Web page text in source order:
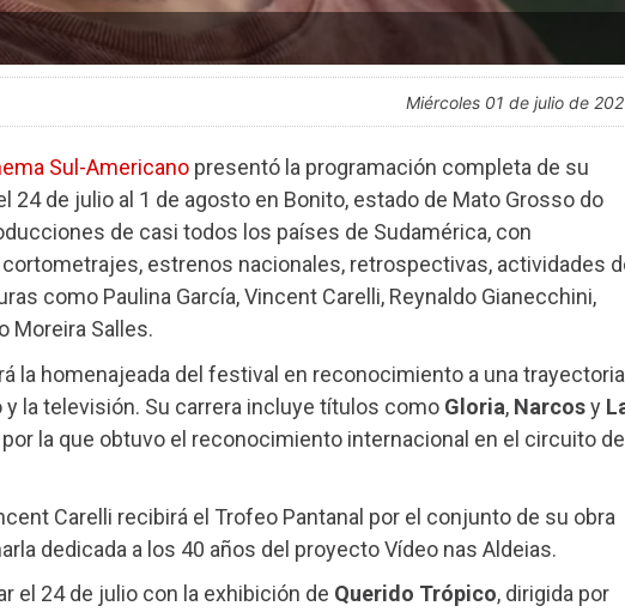
miércoles 01 de julio de
Sul-Americanopresentó la programación completa de su
24 de julio al 1 de agosto en Bonito, estado de Mato Grosso do
de casi todos los países de Sudamérica, con
estrenos nacionales, retrospectivas, actividades
como Paulina García, Vincent Carelli, Reynaldo Gianecchini,
Moreira Salles.
la homenajeada del festival en reconocimiento a una trayectoria
la televisión. Su carrera incluye títulos como Gloria, Narcosy
la que obtuvo el reconocimiento internacional en el circuito de
Carelli recibirá el Trofeo Pantanal por el conjunto de su obra
dedicada a los 40 años del proyecto Vídeo nas Aldeias.
el 24 de julio con la exhibición de Querido Trópico, dirigida por